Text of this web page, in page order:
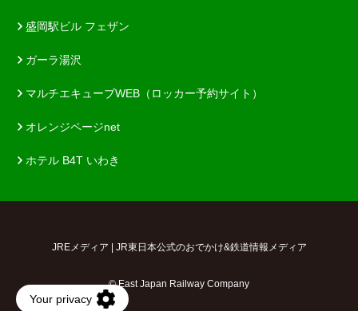
盛岡駅ビル フェザン
ガーラ湯沢
マルチエキューブWEB（ロッカー予約サイト）
オレンジページnet
ホテル B4T いわき
JREメディア | JR東日本公式のおでかけ&鉄道情報メディア
© East Japan Railway Company